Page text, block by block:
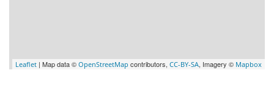
Leaflet | Map data © OpenStreetMap contributors, CC-BY-SA, Imagery © Mapbox